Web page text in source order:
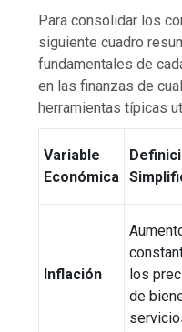
Para consolidar los
siguiente cuadro
fundamentales de
en las finanzas de
herramientas típicas
Variable
Económica
Inflación
los
de